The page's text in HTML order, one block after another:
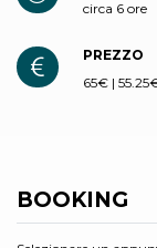
circa 6 ore
PREZZO
65€ |
BOOKING